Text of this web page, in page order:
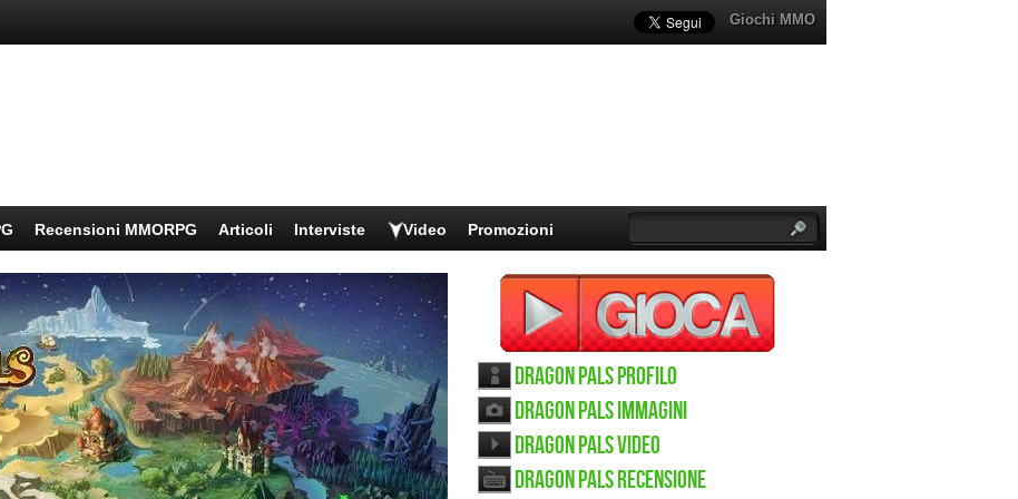
Giochi MMO
Recensioni MMORPG Articoli Interviste Video Promozioni
Dragon Pals Profilo
Dragon Pals immagini
Dragon Pals video
Dragon Pals recensione